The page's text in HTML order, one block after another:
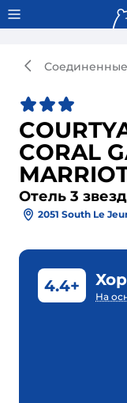
Тонкости
CORAL
Отель 3
2051 South Le
4.4+
На